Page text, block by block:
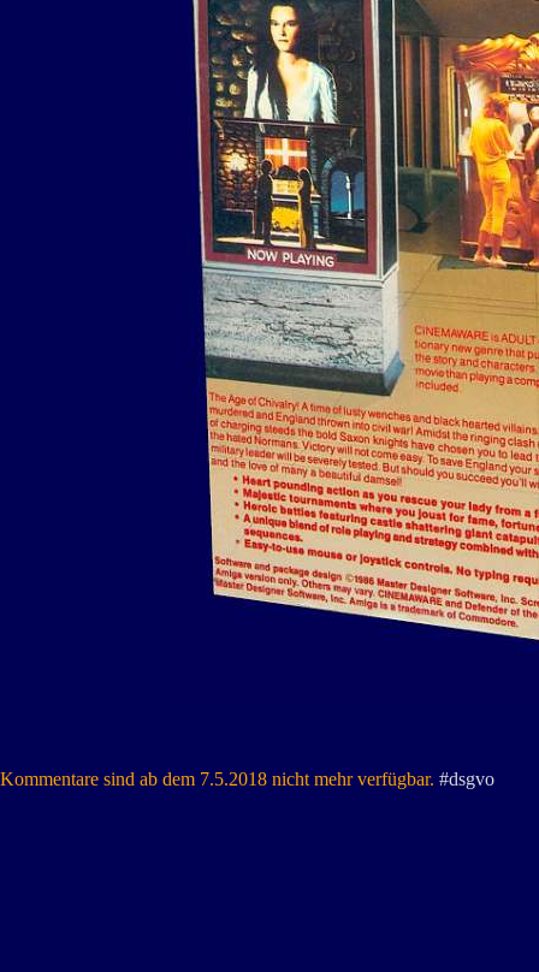
Kommentare sind ab dem 7.5.2018 nicht mehr verfügbar. #dsgvo